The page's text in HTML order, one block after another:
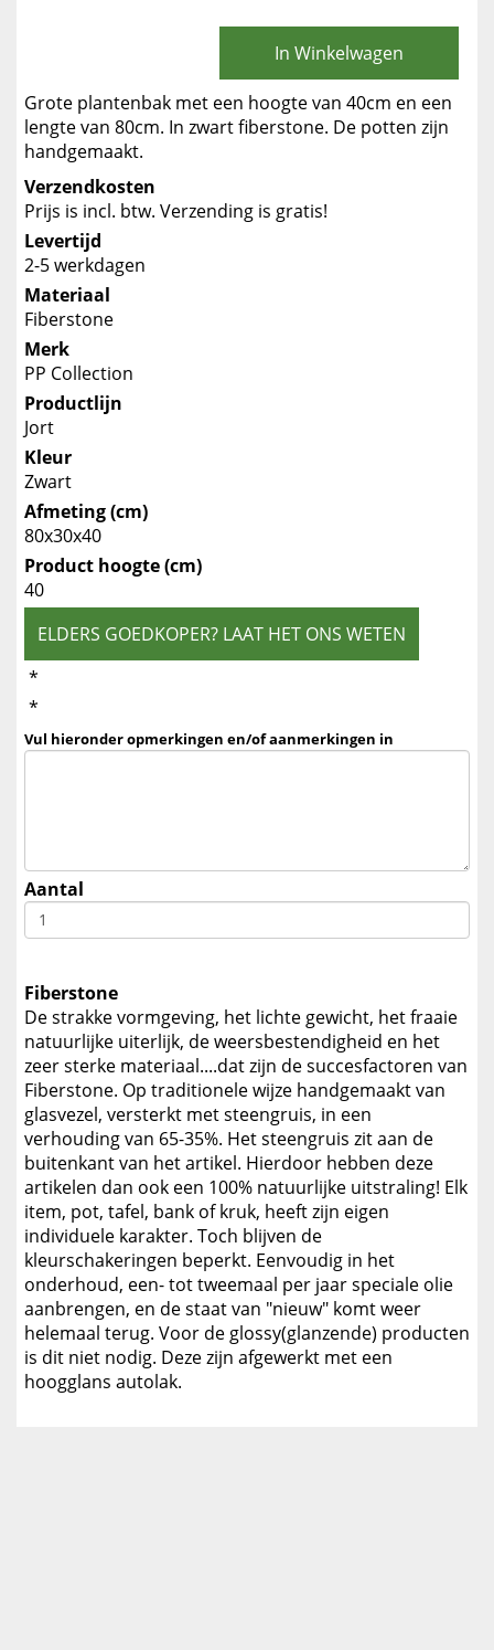
In Winkelwagen
Grote plantenbak met een hoogte van 40cm en een
lengte van 80cm. In zwart fiberstone. De potten zijn
handgemaakt.
Verzendkosten
Prijs is incl. btw. Verzending is gratis!
Levertijd
2-5 werkdagen
Materiaal
Fiberstone
Merk
PP Collection
Productlijn
Jort
Kleur
Zwart
Afmeting (cm)
80x30x40
Product hoogte (cm)
40
ELDERS GOEDKOPER? LAAT HET ONS WETEN
*
*
Vul hieronder opmerkingen en/of aanmerkingen in
Aantal
Fiberstone
De strakke vormgeving, het lichte gewicht, het fraaie
natuurlijke uiterlijk, de weersbestendigheid en het
zeer sterke materiaal....dat zijn de succesfactoren van
Fiberstone. Op traditionele wijze handgemaakt van
glasvezel, versterkt met steengruis, in een
verhouding van 65-35%. Het steengruis zit aan de
buitenkant van het artikel. Hierdoor hebben deze
artikelen dan ook een 100% natuurlijke uitstraling! Elk
item, pot, tafel, bank of kruk, heeft zijn eigen
individuele karakter. Toch blijven de
kleurschakeringen beperkt. Eenvoudig in het
onderhoud, een- tot tweemaal per jaar speciale olie
aanbrengen, en de staat van "nieuw" komt weer
helemaal terug. Voor de glossy(glanzende) producten
is dit niet nodig. Deze zijn afgewerkt met een
hoogglans autolak.